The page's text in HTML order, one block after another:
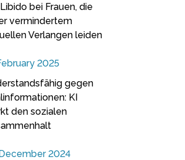
bei Frauen, die
vermindertem
Verlangen leiden
2025
gegen
KI
den sozialen
2024